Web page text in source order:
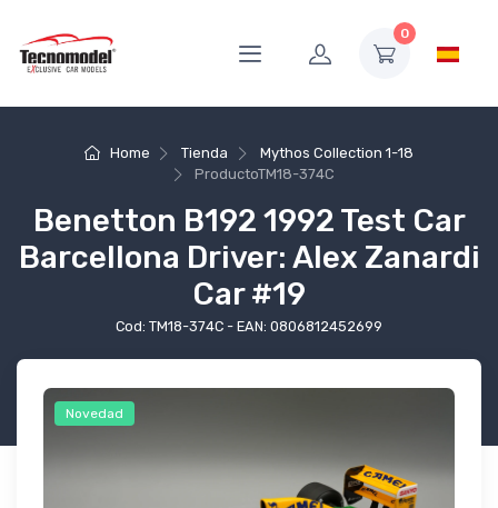
0
Home Tienda
Mythos Collection 1-18
ProductoTM18-374C
Benetton B192 1992 Test Car
Barcellona Driver: Alex Zanardi
Car #19
Cod: TM18-374C - EAN: 0806812452699
Novedad